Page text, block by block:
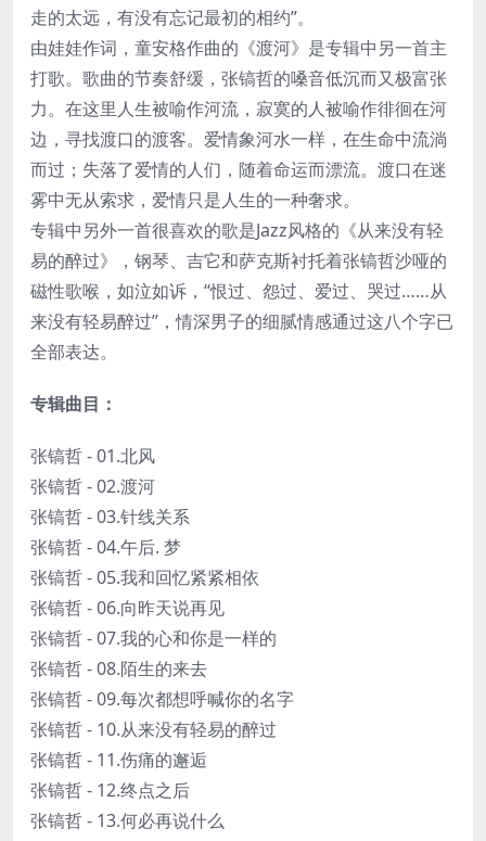
走的太远，有没有忘记最初的相约”。
由娃娃作词，童安格作曲的《渡河》是专辑中另一首主
打歌。歌曲的节奏舒缓，张镐哲的嗓音低沉而又极富张
力。在这里人生被喻作河流，寂寞的人被喻作徘徊在河
边，寻找渡口的渡客。爱情象河水一样，在生命中流淌
而过；失落了爱情的人们，随着命运而漂流。渡口在迷
雾中无从索求，爱情只是人生的一种奢求。
专辑中另外一首很喜欢的歌是Jazz风格的《从来没有轻
易的醉过》，钢琴、吉它和萨克斯衬托着张镐哲沙哑的
磁性歌喉，如泣如诉，“恨过、怨过、爱过、哭过……从
来没有轻易醉过”，情深男子的细腻情感通过这八个字已
全部表达。
专辑曲目：
张镐哲 - 01.北风
张镐哲 - 02.渡河
张镐哲 - 03.针线关系
张镐哲 - 04.午后. 梦
张镐哲 - 05.我和回忆紧紧相依
张镐哲 - 06.向昨天说再见
张镐哲 - 07.我的心和你是一样的
张镐哲 - 08.陌生的来去
张镐哲 - 09.每次都想呼喊你的名字
张镐哲 - 10.从来没有轻易的醉过
张镐哲 - 11.伤痛的邂逅
张镐哲 - 12.终点之后
张镐哲 - 13.何必再说什么